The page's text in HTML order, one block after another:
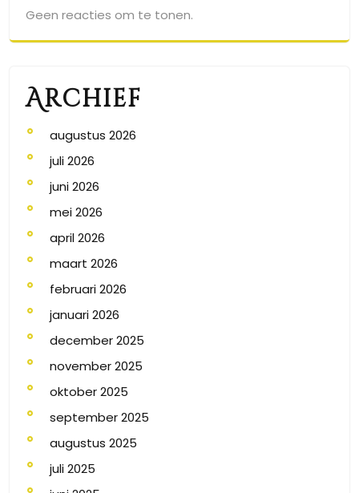
Geen reacties om te tonen.
Archief
augustus 2026
juli 2026
juni 2026
mei 2026
april 2026
maart 2026
februari 2026
januari 2026
december 2025
november 2025
oktober 2025
september 2025
augustus 2025
juli 2025